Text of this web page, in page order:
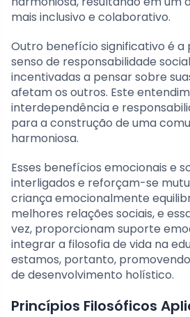
mais inclusivo e colaborativo.
Outro benefício significativo é a
senso de responsabilidade
incentivadas a pensar sobre
afetam os outros. Este
interdependência e
para a construção de uma
harmoniosa.
Esses benefícios emocionais e
interligados e reforçam-se
criança emocionalmente
melhores relações sociais, e
vez, proporcionam suporte
integrar a filosofia de vida na
estamos, portanto,
de desenvolvimento holístico.
Princípios Filosóficos